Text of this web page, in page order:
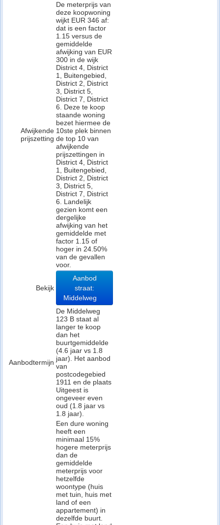
Afwijkende
prijszetting
De meterprijs van
deze koopwoning
wijkt EUR 346 af:
dat is een factor
1.15 versus de
gemiddelde
afwijking van EUR
300 in de wijk
District 4, District
1, Buitengebied,
District 2, District
3, District 5,
District 7, District
6. Deze te koop
staande woning
bezet hiermee de
10ste plek binnen
de top 10 van
afwijkende
prijszettingen in
District 4, District
1, Buitengebied,
District 2, District
3, District 5,
District 7, District
6. Landelijk
gezien komt een
dergelijke
afwijking van het
gemiddelde met
factor 1.15 of
hoger in 24.50%
van de gevallen
voor.
Bekijk
Aanbod
straat:
Middelweg
Aanbodtermijn
De Middelweg
123 B staat al
langer te koop
dan het
buurtgemiddelde
(4.6 jaar vs 1.8
jaar). Het aanbod
van
postcodegebied
1911 en de plaats
Uitgeest is
ongeveer even
oud (1.8 jaar vs
1.8 jaar).
Een dure woning
heeft een
minimaal 15%
hogere meterprijs
dan de
gemiddelde
meterprijs voor
hetzelfde
woontype (huis
met tuin, huis met
land of een
appartement) in
dezelfde buurt.